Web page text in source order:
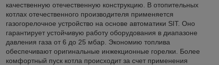
качественную отечественную конструкцию. В отопительных
котлах отечественного производителя применяется
газогорелочное устройство на основе автоматики SIT. Оно
гарантирует устойчивую работу оборудования в диапазоне
давления газа от 6 до 25 мбар. Экономию топлива
обеспечивают оригинальные инжекционные горелки. Более
комфортный пуск котла происходит за счет применения